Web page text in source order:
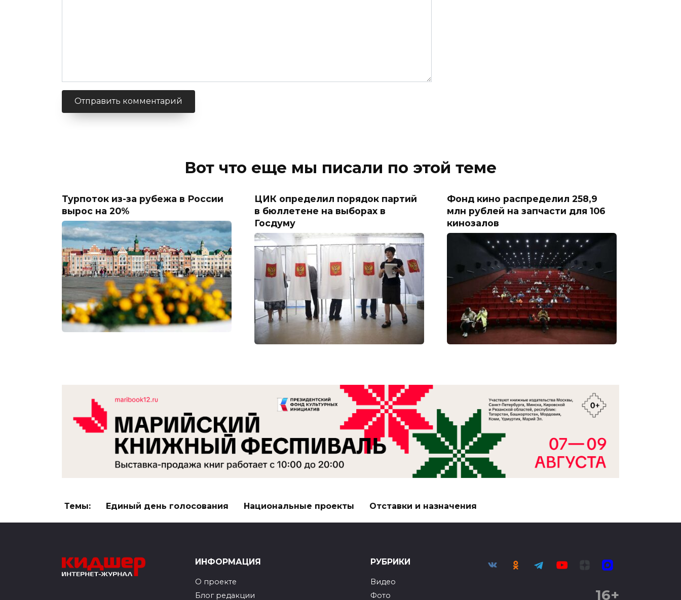
Вот что еще мы писали по этой теме
Турпоток из-за рубежа в России
вырос на 20%
ЦИК определил порядок партий
в бюллетене на выборах в
Госдуму
Фонд кино распределил 258,9
млн рублей на запчасти для 106
кинозалов
Темы: Единый день голосования Национальные проекты Отставки и назначения
ИНФОРМАЦИЯ
О проекте
Блог редакции
РУБРИКИ
Видео
Фото
16+